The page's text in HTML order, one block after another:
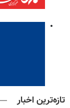
تازه‌ترین اخبار